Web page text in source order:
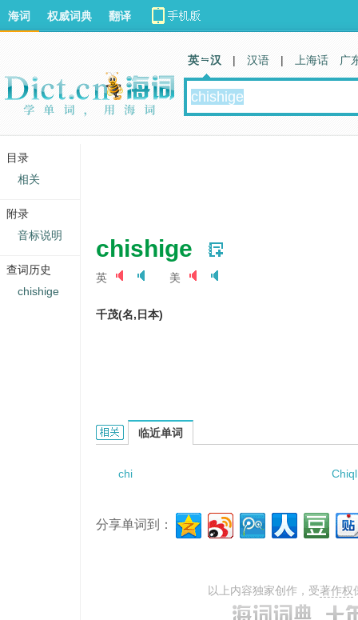
chishige
英 美
千茂(名,日本)
Chishige的相关资料：
临近单词
chi Chiql
分享单词到：
以上内容独家创作，受著作权
海词 权威词典 翻译
英 汉 | 汉语 | 上海话 广
目录
相关
附录
音标说明
查词历史
chishige